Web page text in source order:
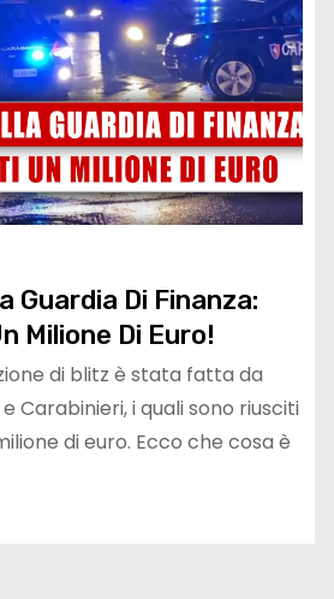
Guardia Di Finanza:
Milione Di Euro!
di blitz è stata fatta da
Carabinieri, i quali sono riusciti
di euro. Ecco che cosa è